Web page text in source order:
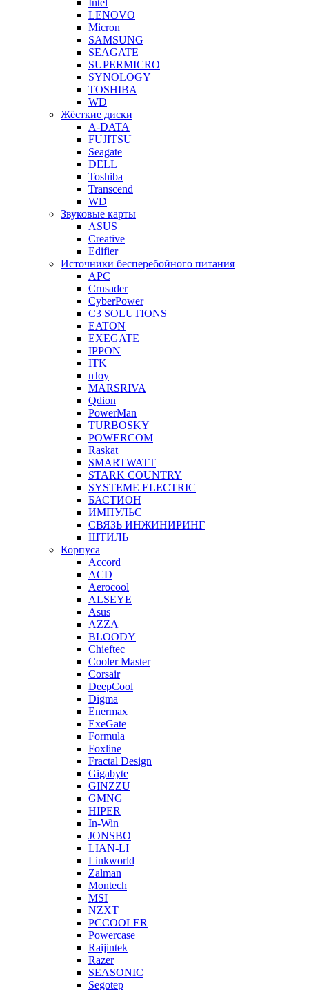
Intel
LENOVO
Micron
SAMSUNG
SEAGATE
SUPERMICRO
SYNOLOGY
TOSHIBA
WD
Жёсткие диски
A-DATA
FUJITSU
Seagate
DELL
Toshiba
Transcend
WD
Звуковые карты
ASUS
Creative
Edifier
Источники бесперебойного питания
APC
Crusader
CyberPower
C3 SOLUTIONS
EATON
EXEGATE
IPPON
ITK
nJoy
MARSRIVA
Qdion
PowerMan
TURBOSKY
POWERCOM
Raskat
SMARTWATT
STARK COUNTRY
SYSTEME ELECTRIC
БАСТИОН
ИМПУЛЬС
СВЯЗЬ ИНЖИНИРИНГ
ШТИЛЬ
Корпуса
Accord
ACD
Aerocool
ALSEYE
Asus
AZZA
BLOODY
Chieftec
Cooler Master
Corsair
DeepCool
Digma
Enermax
ExeGate
Formula
Foxline
Fractal Design
Gigabyte
GINZZU
GMNG
HIPER
In-Win
JONSBO
LIAN-LI
Linkworld
Zalman
Montech
MSI
NZXT
PCCOOLER
Powercase
Raijintek
Razer
SEASONIC
Segotep